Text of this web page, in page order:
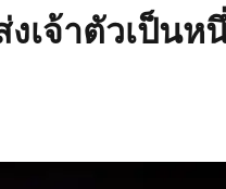
เจ้าตัวเป็นห